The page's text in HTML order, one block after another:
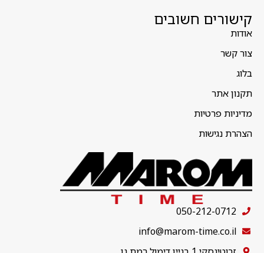
קישורים חשובים
אודות
צור קשר
בלוג
תקנון אתר
מדיניות פרטיות
הצהרת נגישות
050-212-0712
info@marom-time.co.il